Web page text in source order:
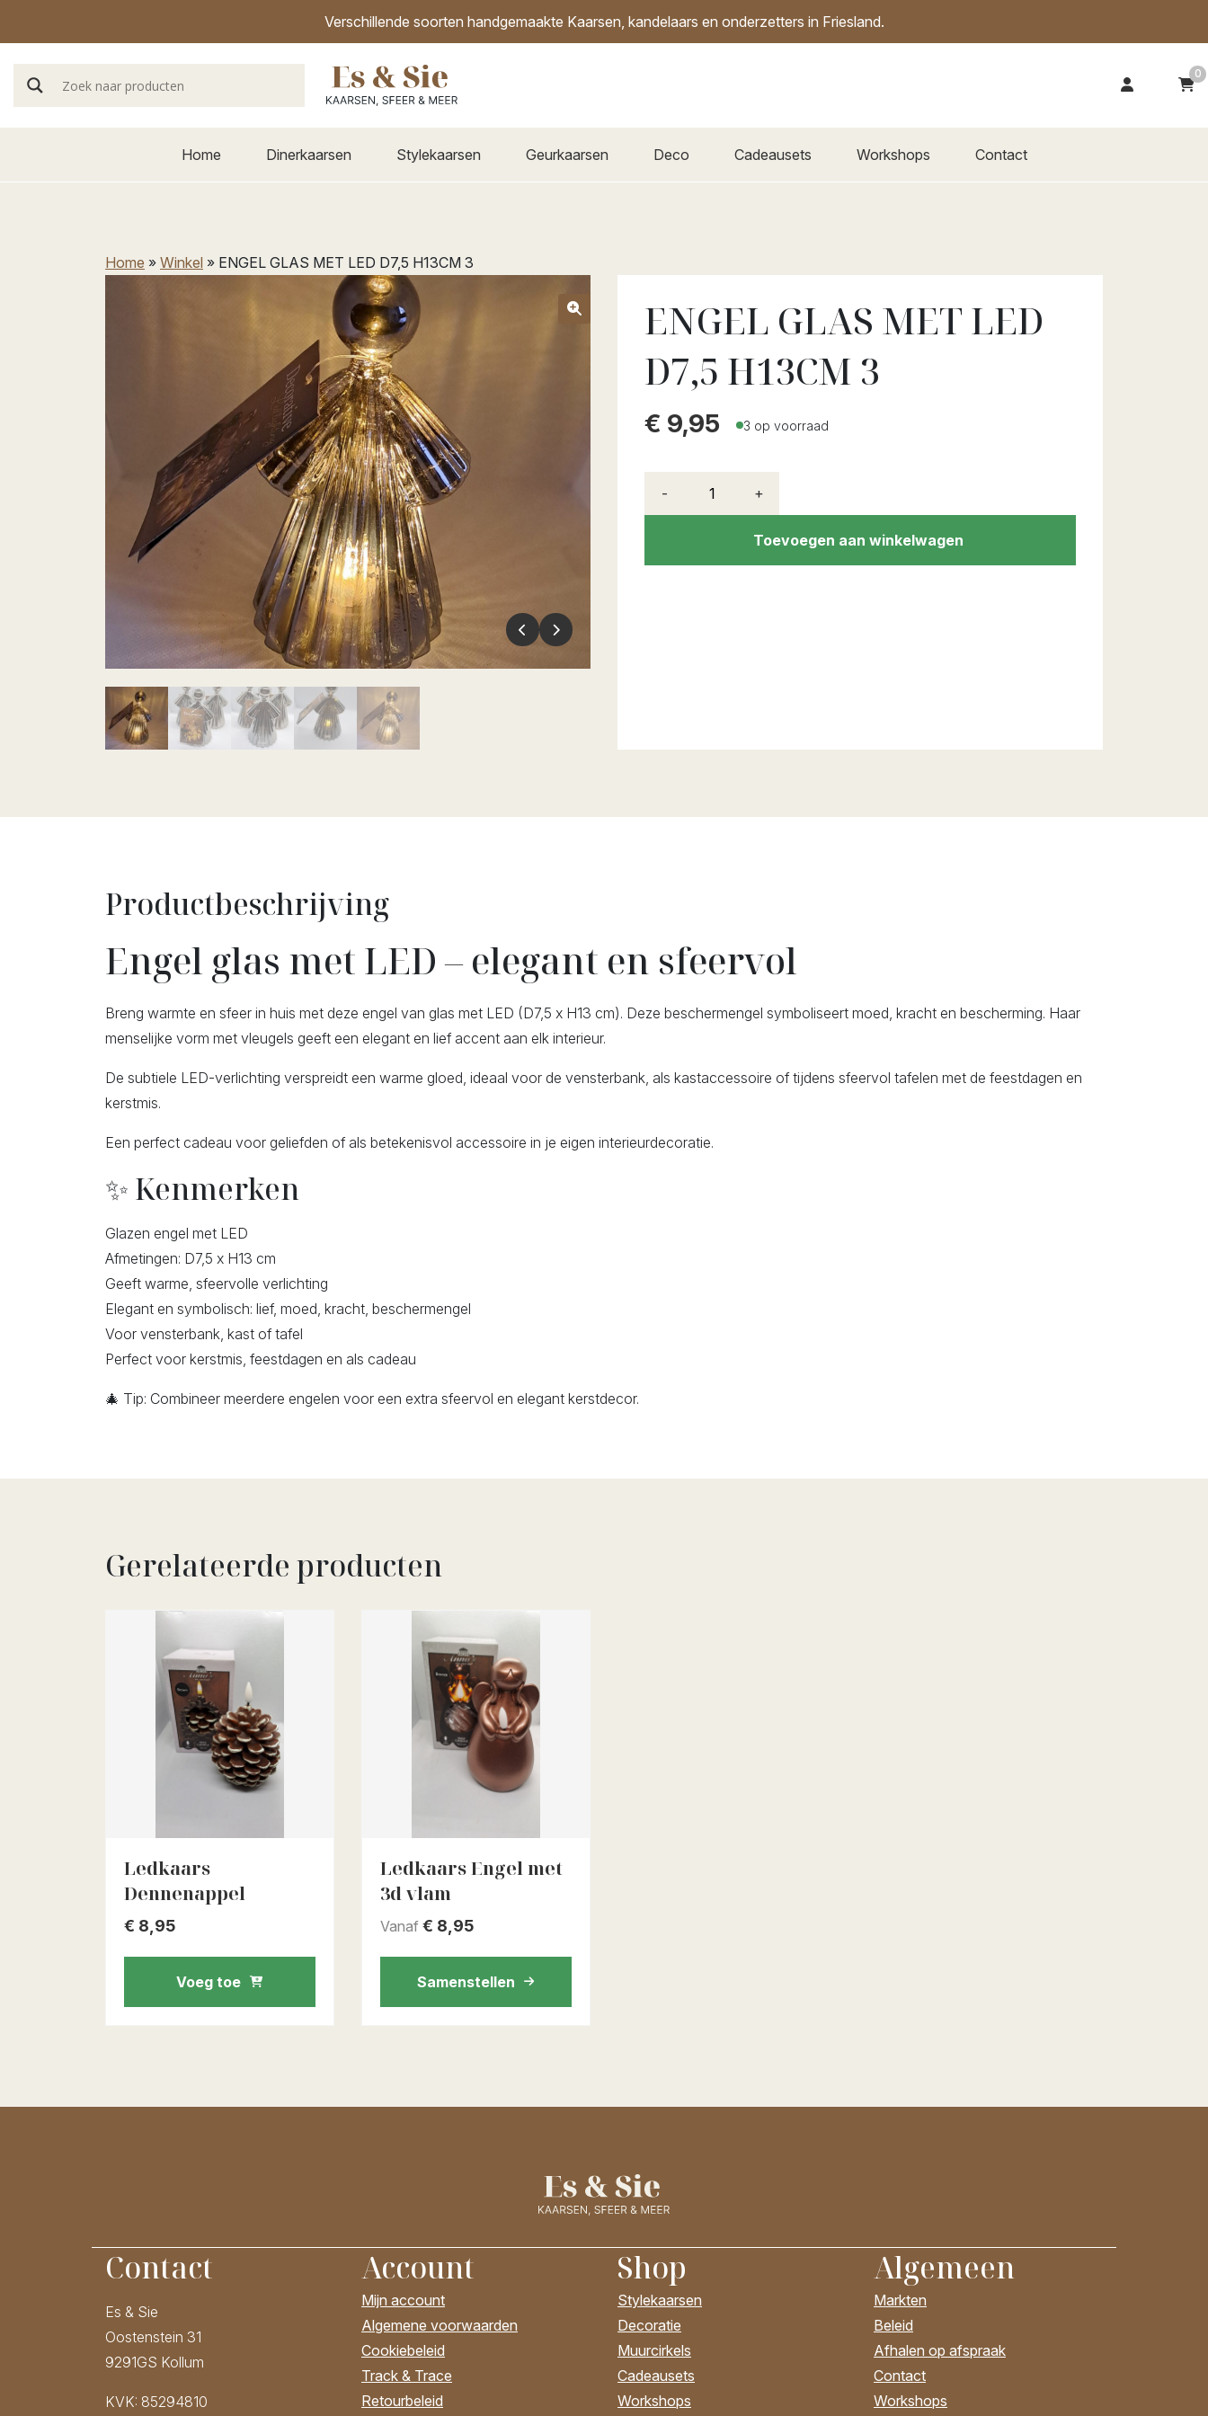
Verschillende soorten handgemaakte Kaarsen, kandelaars en onderzetters in Friesland.
0
Home Dinerkaarsen Stylekaarsen Geurkaarsen Deco Cadeausets Workshops Contact
Home » Winkel » ENGEL GLAS MET LED D7,5 H13CM 3
ENGEL GLAS MET LED
D7,5 H13CM 3
€ 9,95 3 op voorraad
- +
Toevoegen aan winkelwagen
Productbeschrijving
Engel glas met LED – elegant en sfeervol
Breng warmte en sfeer in huis met deze engel van glas met LED (D7,5 x H13 cm). Deze beschermengel symboliseert moed, kracht en bescherming. Haar
menselijke vorm met vleugels geeft een elegant en lief accent aan elk interieur.
De subtiele LED-verlichting verspreidt een warme gloed, ideaal voor de vensterbank, als kastaccessoire of tijdens sfeervol tafelen met de feestdagen en
kerstmis.
Een perfect cadeau voor geliefden of als betekenisvol accessoire in je eigen interieurdecoratie.
✨ Kenmerken
Glazen engel met LED
Afmetingen: D7,5 x H13 cm
Geeft warme, sfeervolle verlichting
Elegant en symbolisch: lief, moed, kracht, beschermengel
Voor vensterbank, kast of tafel
Perfect voor kerstmis, feestdagen en als cadeau
🎄 Tip: Combineer meerdere engelen voor een extra sfeervol en elegant kerstdecor.
Gerelateerde producten
Ledkaars
Dennenappel
€ 8,95
Voeg toe
Ledkaars Engel met
3d vlam
Vanaf € 8,95
Samenstellen
Contact
Es & Sie
Oostenstein 31
9291GS Kollum
KVK: 85294810
Account
Mijn account
Algemene voorwaarden
Cookiebeleid
Track & Trace
Retourbeleid
Shop
Stylekaarsen
Decoratie
Muurcirkels
Cadeausets
Workshops
Algemeen
Markten
Beleid
Afhalen op afspraak
Contact
Workshops